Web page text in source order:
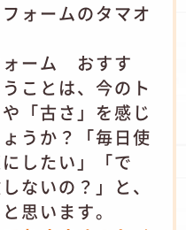
ォームのタマオ
ォーム おすす
ことは、今のト
「古さ」を感じ
うか？「毎日使
したい」「で
ないの？」と、
思います。